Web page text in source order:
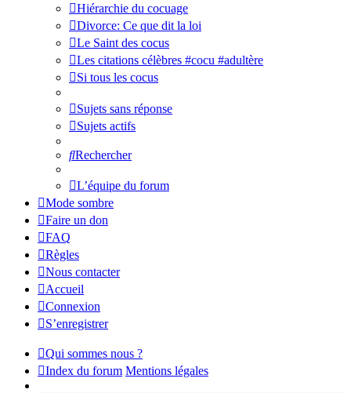
Hiérarchie du cocuage
Divorce: Ce que dit la loi
Le Saint des cocus
Les citations célèbres #cocu #adultère
Si tous les cocus
Sujets sans réponse
Sujets actifs
Rechercher
L’équipe du forum
Mode sombre
Faire un don
FAQ
Règles
Nous contacter
Accueil
Connexion
S’enregistrer
Qui sommes nous ?
Index du forum Mentions légales